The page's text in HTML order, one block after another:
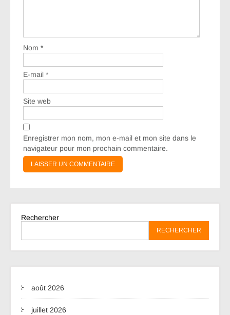
Nom *
E-mail *
Site web
Enregistrer mon nom, mon e-mail et mon site dans le
navigateur pour mon prochain commentaire.
Rechercher
RECHERCHER
août 2026
juillet 2026